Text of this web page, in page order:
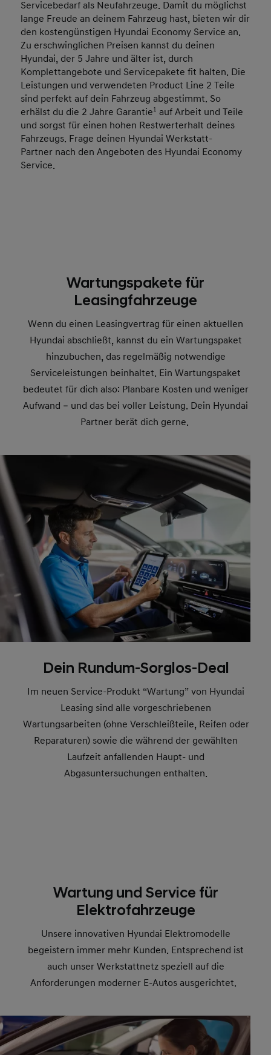
Servicebedarf als Neufahrzeuge. Damit du möglichst
lange Freude an deinem Fahrzeug hast, bieten wir dir
den kostengünstigen Hyundai Economy Service an.
Zu erschwinglichen Preisen kannst du deinen
Hyundai, der 5 Jahre und älter ist, durch
Komplettangebote und Servicepakete fit halten. Die
Leistungen und verwendeten Product Line 2 Teile
sind perfekt auf dein Fahrzeug abgestimmt. So
erhälst du die 2 Jahre Garantie1 auf Arbeit und Teile
und sorgst für einen hohen Restwerterhalt deines
Fahrzeugs. Frage deinen Hyundai Werkstatt-
Partner nach den Angeboten des Hyundai Economy
Service.
Wartungspakete für
Leasingfahrzeuge
Wenn du einen Leasingvertrag für einen aktuellen
Hyundai abschließt, kannst du ein Wartungspaket
hinzubuchen, das regelmäßig notwendige
Serviceleistungen beinhaltet. Ein Wartungspaket
bedeutet für dich also: Planbare Kosten und weniger
Aufwand – und das bei voller Leistung. Dein Hyundai
Partner berät dich gerne.
Dein Rundum-Sorglos-Deal
Im neuen Service-Produkt “Wartung” von Hyundai
Leasing sind alle vorgeschriebenen
Wartungsarbeiten (ohne Verschleißteile, Reifen oder
Reparaturen) sowie die während der gewählten
Laufzeit anfallenden Haupt- und
Abgasuntersuchungen enthalten.
Wartung und Service für
Elektrofahrzeuge
Unsere innovativen Hyundai Elektromodelle
begeistern immer mehr Kunden. Entsprechend ist
auch unser Werkstattnetz speziell auf die
Anforderungen moderner E-Autos ausgerichtet.